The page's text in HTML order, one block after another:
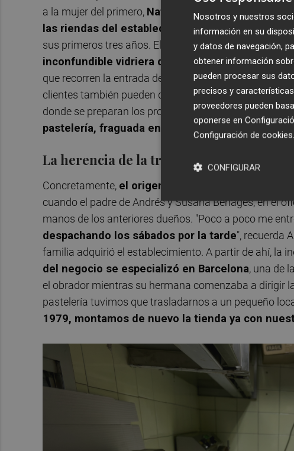
a la mujer del primero, Nati García , cumple este año
las riendas del establecimiento, que mantuvo el
sus primeros tres años. El local, dividido en tres
inconfundible vidriera decorada y la serie de
que recorren la entrada del negocio. Con todo, el
clientes también pueden detener su jornada para
donde se preparan los productos elaborados, y en un
pastelería, fraguada en la precisión y la calidad
La herencia de la tradición pastelera
Concretamente, el origen de la actual pastelería
cuando el padre de Andrés y Susana Benages, en el
manos de los anteriores dueños. "Poco a poco me
despachando los sábados por la tarde", recuerda
familia adquirió el establecimiento. A partir de ahí, la
del negocio se especializó en Barcelona, una de
el obrador mientras su hermana comenzaba a dirigir
pastelería tuvimos que trasladarnos a un pequeño
1979, montamos de nuevo la tienda ya con
Nosotros y nuestros
información en su
y datos de navegación,
obtener información
pueden procesar sus
precisos y
proveedores pueden
oponerse en
Configuración de cookies.
CONFIGURAR